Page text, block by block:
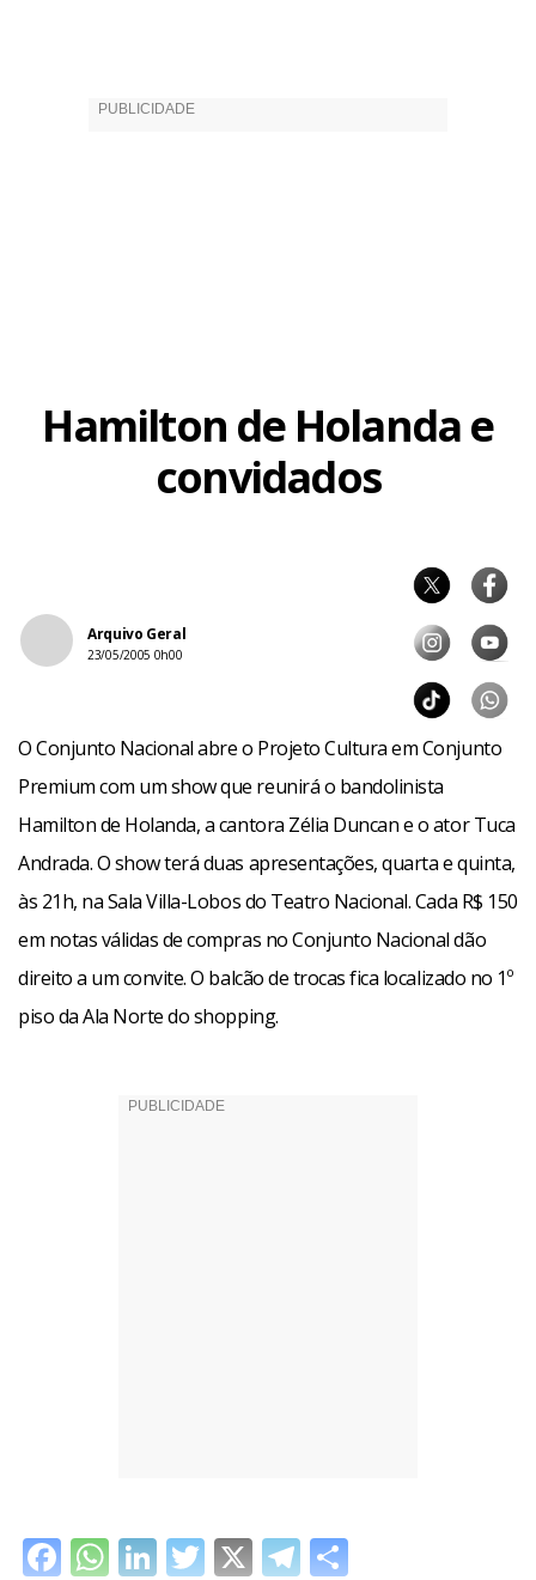
Hamilton de Holanda e
convidados
Arquivo Geral
23/05/2005 0h00
O Conjunto Nacional abre o Projeto Cultura em Conjunto
Premium com um show que reunirá o bandolinista
Hamilton de Holanda, a cantora Zélia Duncan e o ator Tuca
Andrada. O show terá duas apresentações, quarta e quinta,
às 21h, na Sala Villa-Lobos do Teatro Nacional. Cada R$ 150
em notas válidas de compras no Conjunto Nacional dão
direito a um convite. O balcão de trocas fica localizado no 1º
piso da Ala Norte do shopping.
Facebook
WhatsApp
LinkedIn
Twitter
X Telegram